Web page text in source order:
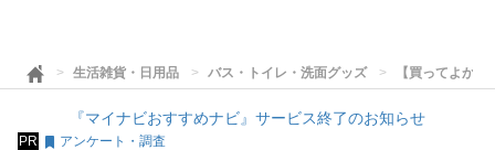
生活雑貨・日用品 バス・トイレ・洗面グッズ 【買ってよか
『マイナビおすすめナビ』サービス終了のお知らせ
PR アンケート・調査